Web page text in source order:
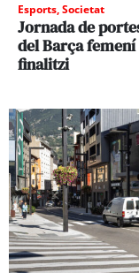
Esports,Societat
Jornada de
del Barça femení
finalitzi